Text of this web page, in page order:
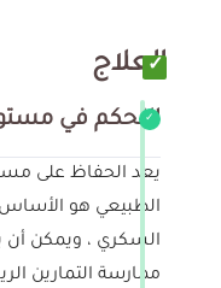
العلاج
التحكم في
يعد الحفاظ على
الطبيعي هو الأساس
السكري ، ويمكن أن
ممارسة التمارين